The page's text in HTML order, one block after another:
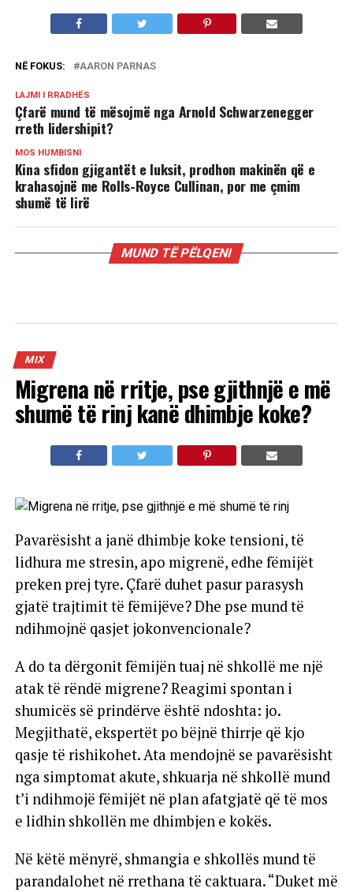
NË FOKUS: AARON PARNAS
LAJMI I RRADHËS
Çfarë mund të mësojmë nga Arnold Schwarzenegger
rreth lidershipit?
MOS HUMBISNI
Kina sfidon gjigantët e luksit, prodhon makinën që e
krahasojnë me Rolls-Royce Cullinan, por me çmim
shumë të lirë
MUND TË PËLQENI
MIX
Migrena në rritje, pse gjithnjë e më
shumë të rinj kanë dhimbje koke?
Pavarësisht a janë dhimbje koke tensioni, të
lidhura me stresin, apo migrenë, edhe fëmijët
preken prej tyre. Çfarë duhet pasur parasysh
gjatë trajtimit të fëmijëve? Dhe pse mund të
ndihmojnë qasjet jokonvencionale?
A do ta dërgonit fëmijën tuaj në shkollë me një
atak të rëndë migrene? Reagimi spontan i
shumicës së prindërve është ndoshta: jo.
Megjithatë, ekspertët po bëjnë thirrje që kjo
qasje të rishikohet. Ata mendojnë se pavarësisht
nga simptomat akute, shkuarja në shkollë mund
t’i ndihmojë fëmijët në plan afatgjatë që të mos
e lidhin shkollën me dhimbjen e kokës.
Në këtë mënyrë, shmangia e shkollës mund të
parandalohet në rrethana të caktuara. “Duket më